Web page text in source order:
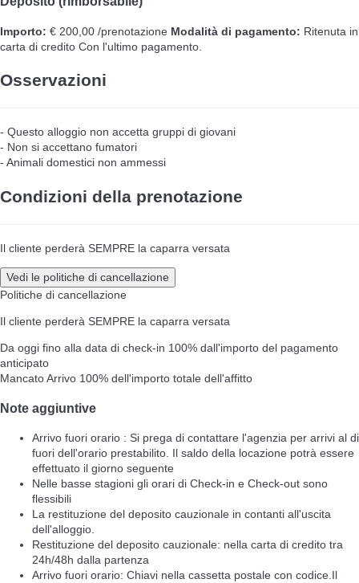
Importo: € 200,00 /prenotazione Modalità di pagamento: Ritenuta in
carta di credito Con l'ultimo pagamento.
Osservazioni
- Questo alloggio non accetta gruppi di giovani
- Non si accettano fumatori
- Animali domestici non ammessi
Condizioni della prenotazione
Il cliente perderà SEMPRE la caparra versata
Vedi le politiche di cancellazione
Politiche di cancellazione
Il cliente perderà SEMPRE la caparra versata
Da oggi fino alla data di check-in 100% dall'importo del pagamento
anticipato
Mancato Arrivo 100% dell'importo totale dell'affitto
Note aggiuntive
Arrivo fuori orario : Si prega di contattare l'agenzia per arrivi al di
fuori dell'orario prestabilito. Il saldo della locazione potrà essere
effettuato il giorno seguente
Nelle basse stagioni gli orari di Check-in e Check-out sono
flessibili
La restituzione del deposito cauzionale in contanti all'uscita
dell'alloggio.
Restituzione del deposito cauzionale: nella carta di credito tra
24h/48h dalla partenza
Arrivo fuori orario: Chiavi nella cassetta postale con codice.Il